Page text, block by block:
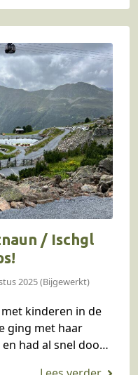
/ Ischgl
2025 (Bijgewerkt)
kinderen in de
ging met haar
had al snel door: